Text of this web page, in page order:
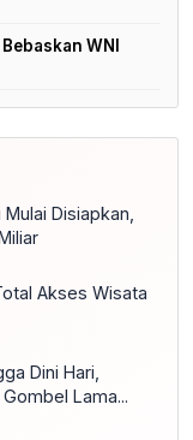
WNI
Disiapkan,
Akses Wisata
Dini Hari,
Lama...